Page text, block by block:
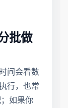
批做
间会看数
行，也常
如果你